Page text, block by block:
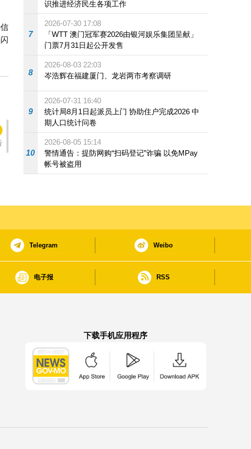
识推进经济民生各项工作
7
2026-07-30 17:08
「WTT 澳门冠军赛2026由银河娱乐集团呈献」
门票7月31日起公开发售
8
2026-08-03 22:03
岑浩辉在福建厦门、龙岩两市考察调研
9
2026-07-31 16:40
统计局8月1日起派员上门 协助住户完成2026 中
期人口统计问卷
10
2026-08-05 15:14
警情通告：提防网购“扫码登记”诈骗 以免MPay
帐号被盗用
Telegram Weibo
电子报 RSS
下载手机应用程序